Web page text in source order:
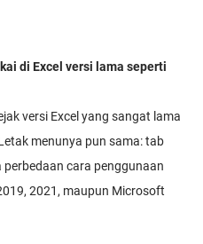
di Excel versi lama seperti
versi Excel yang sangat lama
menunya pun sama: tab
cara penggunaan
2021, maupun Microsoft